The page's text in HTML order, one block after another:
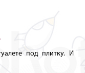
под плитку. И